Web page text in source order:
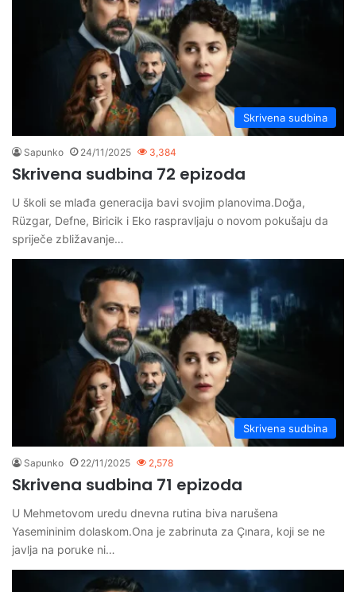
Skrivena sudbina
Sapunko 24/11/2025 3,384
Skrivena sudbina 72 epizoda
U školi se mlađa generacija bavi svojim planovima.Doğa,
Rüzgar, Defne, Biricik i Eko raspravljaju o novom pokušaju da
spriječe zbližavanje…
Skrivena sudbina
Sapunko 22/11/2025 2,578
Skrivena sudbina 71 epizoda
U Mehmetovom uredu dnevna rutina biva narušena
Yasemininim dolaskom.Ona je zabrinuta za Çınara, koji se ne
javlja na poruke ni…